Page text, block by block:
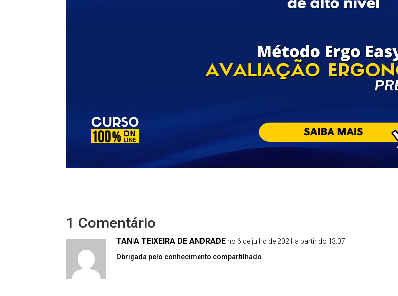
1 Comentário
TANIA TEIXEIRA DE ANDRADE no 6 de julho de 2021 a partir do 13:07
Obrigada pelo conhecimento compartilhado